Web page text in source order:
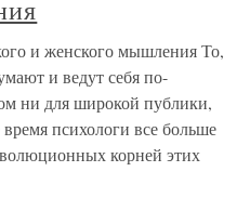
и женского мышления То,
и ведут себя по-
ни для широкой публики,
психологи все больше
корней этих